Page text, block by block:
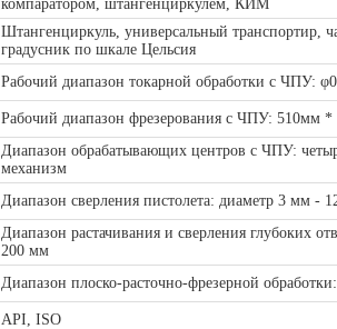
компаратором, штангенциркулем, КИМ
Штангенциркуль, универсальный транспортир,
градусник по шкале Цельсия
Рабочий диапазон токарной обработки с ЧПУ:
Рабочий диапазон фрезерования с ЧПУ: 510мм
Диапазон обрабатывающих центров с ЧПУ:
механизм
Диапазон сверления пистолета: диаметр 3 мм -
Диапазон растачивания и сверления глубоких
200 мм
Диапазон плоско-расточно-фрезерной
API, ISO